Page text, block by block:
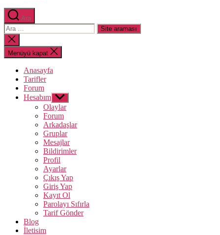
Ara
Arama
yap:
Aramayı
kapat
Menüyü kapat
Anasayfa
Tarifler
Forum
Hesabım Alt
menüyü
göster
Olaylar
Forum
Arkadaşlar
Gruplar
Mesajlar
Bildirimler
Profil
Ayarlar
Çıkış Yap
Giriş Yap
Kayıt Ol
Parolayı Sıfırla
Tarif Gönder
Blog
İletisim